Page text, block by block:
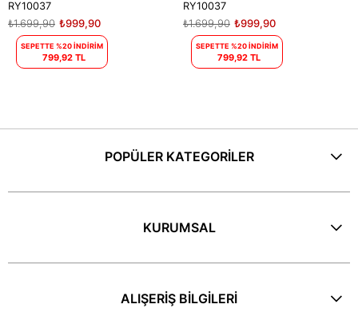
RY10037
₺999,90
₺1.699,90
SEPETTE %20 İNDİRİM
799,92 TL
RY10037
₺999,90
₺1.699,90
SEPETTE %20 İNDİRİM
799,92 TL
POPÜLER KATEGORİLER
KURUMSAL
ALIŞERİŞ BİLGİLERİ